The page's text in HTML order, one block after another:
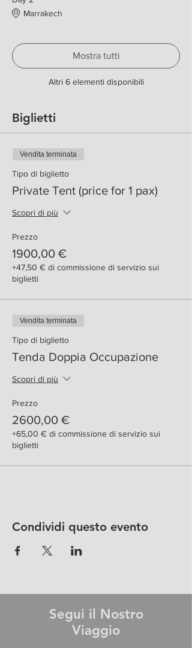
Marrakech
Altri 6 elementi disponibili
Mostra tutti
Biglietti
Vendita terminata
Tipo di biglietto
Private Tent (price for 1 pax)
Scopri di più
Prezzo
1900,00 €
+47,50 € di commissione di servizio sui
biglietti
Vendita terminata
Tipo di biglietto
Tenda Doppia Occupazione
Scopri di più
Prezzo
2600,00 €
+65,00 € di commissione di servizio sui
biglietti
Condividi questo evento
Segui il Nostro
Viaggio